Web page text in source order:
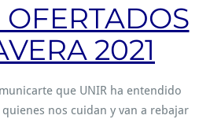
OFERTADOS
2021
que UNIR ha entendido
nos cuidan y van a rebajar